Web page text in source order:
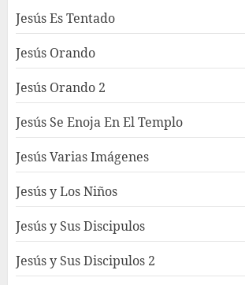
Jesús Es Tentado
Jesús Orando
Jesús Orando 2
Jesús Se Enoja En El Templo
Jesús Varias Imágenes
Jesús y Los Niños
Jesús y Sus Discipulos
Jesús y Sus Discipulos 2